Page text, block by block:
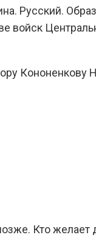
Русский.
войск
Кононенкову
Кто желает